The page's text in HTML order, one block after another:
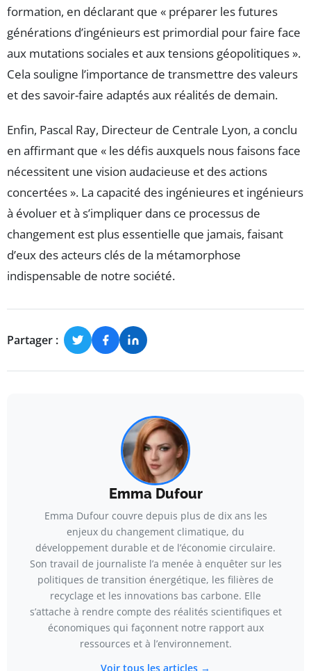
formation, en déclarant que « préparer les futures
générations d’ingénieurs est primordial pour faire face
aux mutations sociales et aux tensions géopolitiques ».
Cela souligne l’importance de transmettre des valeurs
et des savoir-faire adaptés aux réalités de demain.
Enfin, Pascal Ray, Directeur de Centrale Lyon, a conclu
en affirmant que « les défis auxquels nous faisons face
nécessitent une vision audacieuse et des actions
concertées ». La capacité des ingénieures et ingénieurs
à évoluer et à s’impliquer dans ce processus de
changement est plus essentielle que jamais, faisant
d’eux des acteurs clés de la métamorphose
indispensable de notre société.
Partager :
Emma Dufour
Emma Dufour couvre depuis plus de dix ans les
enjeux du changement climatique, du
développement durable et de l’économie circulaire.
Son travail de journaliste l’a menée à enquêter sur les
politiques de transition énergétique, les filières de
recyclage et les innovations bas carbone. Elle
s’attache à rendre compte des réalités scientifiques et
économiques qui façonnent notre rapport aux
ressources et à l’environnement.
Voir tous les articles →